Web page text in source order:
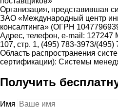
Организация, представившая
ЗАО «Международный центр
консалтинга» (ОГРН
Адрес, телефон, e-mail: 127247
107, стр. 1, (495) 783-3973/(495)
Область распространения
сертификации): Системы
Получить
Имя